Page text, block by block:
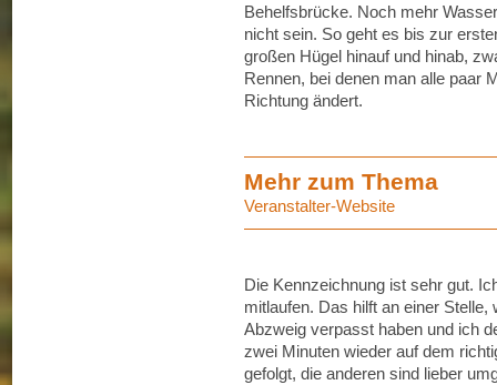
Behelfsbrücke. Noch mehr
nicht sein. So geht es bis zur
großen Hügel hinauf und hinab,
Rennen, bei denen man alle paar
Richtung ändert.
Mehr zum Thema
Veranstalter-Website
Die Kennzeichnung ist sehr gut.
mitlaufen. Das hilft an einer
Abzweig verpasst haben und ich
zwei Minuten wieder auf dem
gefolgt, die anderen sind lieber